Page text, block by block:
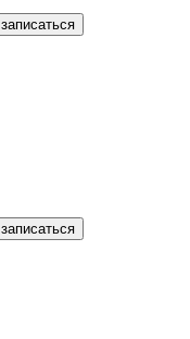
записаться
записаться